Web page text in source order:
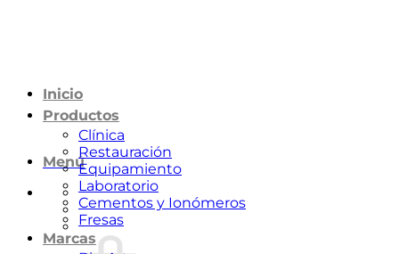
Menú
Inicio
Productos
Clínica
Restauración
Equipamiento
Laboratorio
Cementos y Ionómeros
Fresas
Marcas